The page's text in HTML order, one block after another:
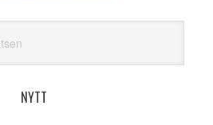
NYTT